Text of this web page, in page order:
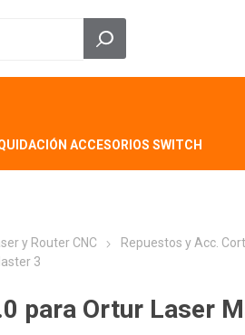
ACCESORIOS SWITCH
y Router CNC
Repuestos y Acc.
3
para Ortur Laser